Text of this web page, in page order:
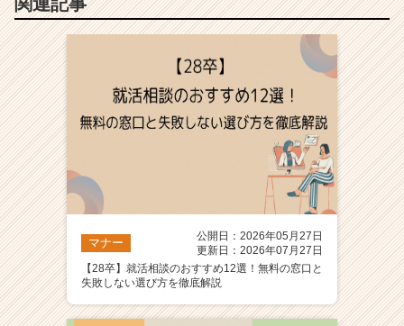
関連記事
マナー
公開日：2026年05月27日
更新日：2026年07月27日
【28卒】就活相談のおすすめ12選！無料の窓口と
失敗しない選び方を徹底解説